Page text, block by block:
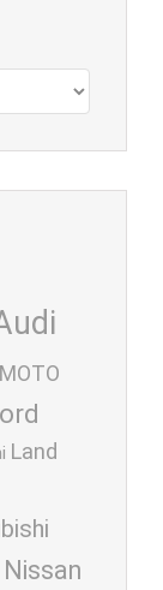
Land
Nissan